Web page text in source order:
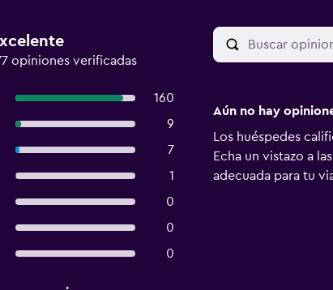
opiniones verificadas
160
9
7
1
0
0
0
Aún no hay
Los huéspedes
Echa un vistazo a
adecuada para tu